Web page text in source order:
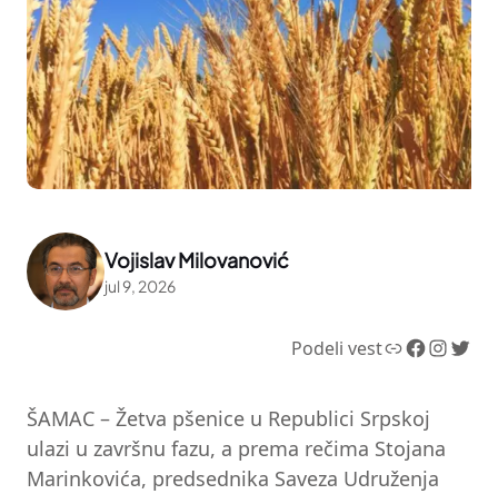
Vojislav Milovanović
jul 9, 2026
Podeli vestLink Facebook InstagramTwitter
ŠAMAC – Žetva pšenice u Republici Srpskoj
ulazi u završnu fazu, a prema rečima Stojana
Marinkovića, predsednika Saveza Udruženja